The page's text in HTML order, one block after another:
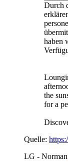
Durch
haben
the
for a
Quelle:
LG - Norman